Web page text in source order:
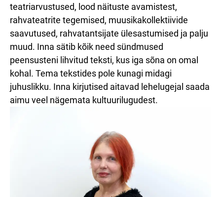
teatriarvustused, lood näituste avamistest,
rahvateatrite tegemised, muusikakollektiivide
saavutused, rahvatantsijate ülesastumised ja palju
muud. Inna sätib kõik need sündmused
peensusteni lihvitud teksti, kus iga sõna on omal
kohal. Tema tekstides pole kunagi midagi
juhuslikku. Inna kirjutised aitavad lehelugejal saada
aimu veel nägemata kultuurilugudest.